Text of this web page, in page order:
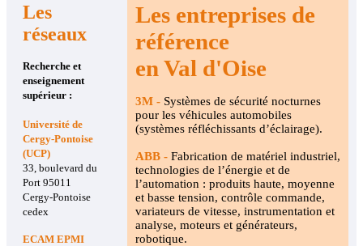
Les
réseaux
Recherche et
enseignement
supérieur :
Université de
Cergy-Pontoise
(UCP)
33, boulevard du
Port 95011
Cergy-Pontoise
cedex
ECAM EPMI
Les entreprises de
référence
en Val d'Oise
3M - Systèmes de sécurité nocturnes
pour les véhicules automobiles
(systèmes réfléchissants d’éclairage).
ABB - Fabrication de matériel industriel,
technologies de l’énergie et de
l’automation : produits haute, moyenne
et basse tension, contrôle commande,
variateurs de vitesse, instrumentation et
analyse, moteurs et générateurs,
robotique.